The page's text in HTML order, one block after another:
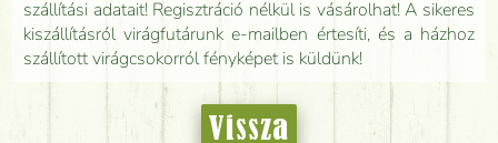
szállítási adatait! Regisztráció nélkül is vásárolhat! A sikeres
kiszállításról virágfutárunk e-mailben értesíti, és a házhoz
szállított virágcsokorról fényképet is küldünk!
Vissza